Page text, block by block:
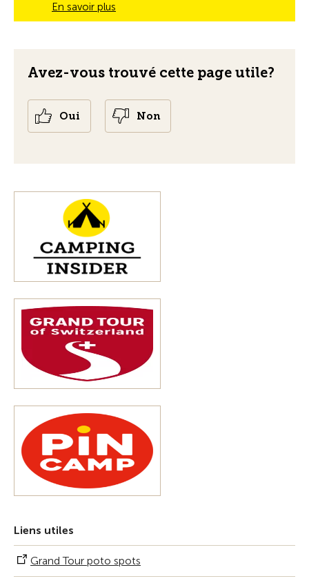
En savoir plus
Avez-vous trouvé cette page utile?
Oui Non
Liens utiles
Grand Tour poto spots